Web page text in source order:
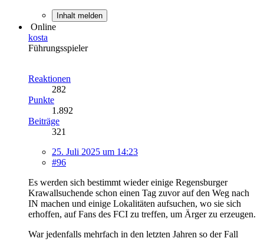
Inhalt melden
Online
kosta
Führungsspieler
Reaktionen
282
Punkte
1.892
Beiträge
321
25. Juli 2025 um 14:23
#96
Es werden sich bestimmt wieder einige Regensburger
Krawallsuchende schon einen Tag zuvor auf den Weg nach
IN machen und einige Lokalitäten aufsuchen, wo sie sich
erhoffen, auf Fans des FCI zu treffen, um Ärger zu erzeugen.
War jedenfalls mehrfach in den letzten Jahren so der Fall